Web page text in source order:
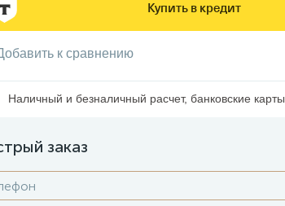
Купить в кредит
к сравнению
Наличный и безналичный расчет, банковские карты
заказ